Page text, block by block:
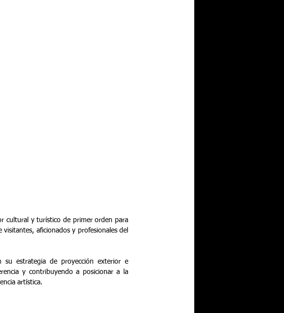
cultural y turístico de primer orden para
aficionados y profesionales del
su estrategia de proyección exterior e
y contribuyendo a posicionar a la
artística.